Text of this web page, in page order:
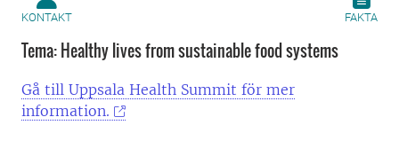
KONTAKT FAKTA
Tema: Healthy lives from sustainable food systems
Gå till Uppsala Health Summit för mer
information.